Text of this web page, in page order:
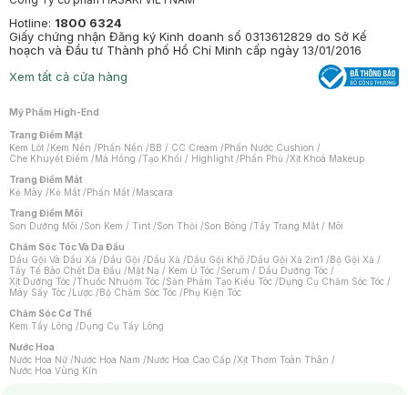
Hotline: 1800 6324
Giấy chứng nhận Đăng ký Kinh doanh số 0313612829 do Sở Kế
hoạch và Đầu tư Thành phố Hồ Chí Minh cấp ngày 13/01/2016
Xem tất cả cửa hàng
Mỹ Phẩm High-End
Trang Điểm Mặt
Kem Lót /Kem Nền /Phấn Nền /BB / CC Cream /Phấn Nước Cushion /
Che Khuyết Điểm /Má Hồng /Tạo Khối / Highlight /Phấn Phủ /Xịt Khoá Makeup
Trang Điểm Mắt
Kẻ Mày /Kẻ Mắt /Phấn Mắt /Mascara
Trang Điểm Môi
Son Dưỡng Môi /Son Kem / Tint /Son Thỏi /Son Bóng /Tẩy Trang Mắt / Môi
Chăm Sóc Tóc Và Da Đầu
Dầu Gội Và Dầu Xả /Dầu Gội /Dầu Xả /Dầu Gội Khô /Dầu Gội Xả 2in1 /Bộ Gội Xả /
Tẩy Tế Bào Chết Da Đầu /Mặt Nạ / Kem Ủ Tóc /Serum / Dầu Dưỡng Tóc /
Xịt Dưỡng Tóc /Thuốc Nhuộm Tóc /Sản Phẩm Tạo Kiểu Tóc /Dụng Cụ Chăm Sóc Tóc /
Máy Sấy Tóc /Lược /Bộ Chăm Sóc Tóc /Phụ Kiện Tóc
Chăm Sóc Cơ Thể
Kem Tẩy Lông /Dụng Cụ Tẩy Lông
Nước Hoa
Nước Hoa Nữ /Nước Hoa Nam /Nước Hoa Cao Cấp /Xịt Thơm Toàn Thân /
Nước Hoa Vùng Kín